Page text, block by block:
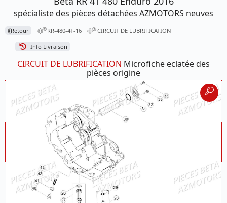
spécialiste des pièces détachées AZMOTORS neuves
⟪Retour RR-480-4T-16 CIRCUIT DE LUBRIFICATION
Info Livraison
CIRCUIT DE LUBRIFICATION Microfiche eclatée des
pièces origine